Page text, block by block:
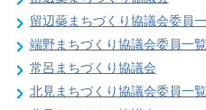
留辺蘂まちづくり協議会委員
端野まちづくり協議会委員一覧
常呂まちづくり協議会
北見まちづくり協議会委員一覧